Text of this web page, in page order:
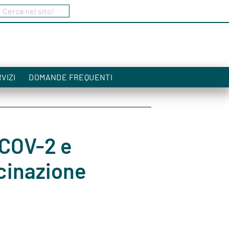
Cerca nel sito!
DOMANDE FREQUENTI
2 e